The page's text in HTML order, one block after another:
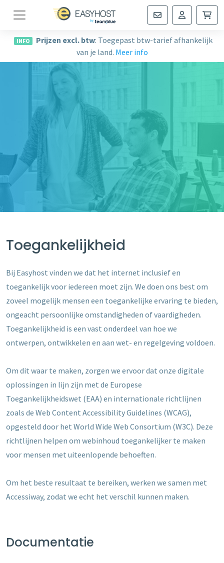
Navigatie
INFO Prijzen excl. btw: Toegepast btw-tarief afhankelijk
van je land. Meer info
Toegankelijkheid
Bij Easyhost vinden we dat het internet inclusief en
toegankelijk voor iedereen moet zijn. We doen ons best om
zoveel mogelijk mensen een toegankelijke ervaring te bieden,
ongeacht persoonlijke omstandigheden of vaardigheden.
Toegankelijkheid is een vast onderdeel van hoe we
ontwerpen, ontwikkelen en aan wet- en regelgeving voldoen.
Om dit waar te maken, zorgen we ervoor dat onze digitale
oplossingen in lijn zijn met de Europese
Toegankelijkheidswet (EAA) en internationale richtlijnen
zoals de Web Content Accessibility Guidelines (WCAG),
opgesteld door het World Wide Web Consortium (W3C). Deze
richtlijnen helpen om webinhoud toegankelijker te maken
voor mensen met uiteenlopende behoeften.
Om het beste resultaat te bereiken, werken we samen met
Accessiway, zodat we echt het verschil kunnen maken.
Documentatie